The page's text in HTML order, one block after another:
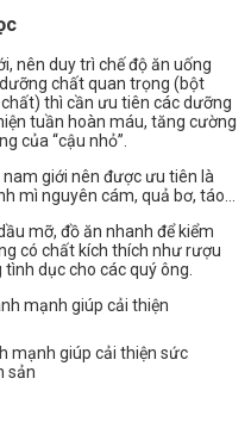
nên duy trì chế độ ăn uống
chất quan trọng (bột
thì cần ưu tiên các dưỡng
tuần hoàn máu, tăng cường
của “cậu nhỏ”.
giới nên được ưu tiên là
mì nguyên cám, quả bơ, táo…
mỡ, đồ ăn nhanh để kiểm
có chất kích thích như rượu
dục cho các quý ông.
mạnh giúp cải thiện sức
sản